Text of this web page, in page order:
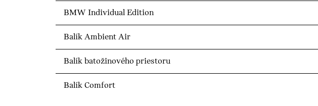
BMW Individual Edition
Balík Ambient Air
Balík batožinového priestoru
Balík Comfort